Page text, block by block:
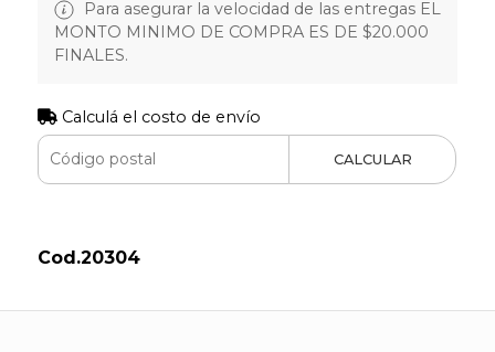
Para asegurar la velocidad de las entregas EL
MONTO MINIMO DE COMPRA ES DE $20.000
FINALES.
Calculá el costo de envío
CALCULAR
Cod.20304